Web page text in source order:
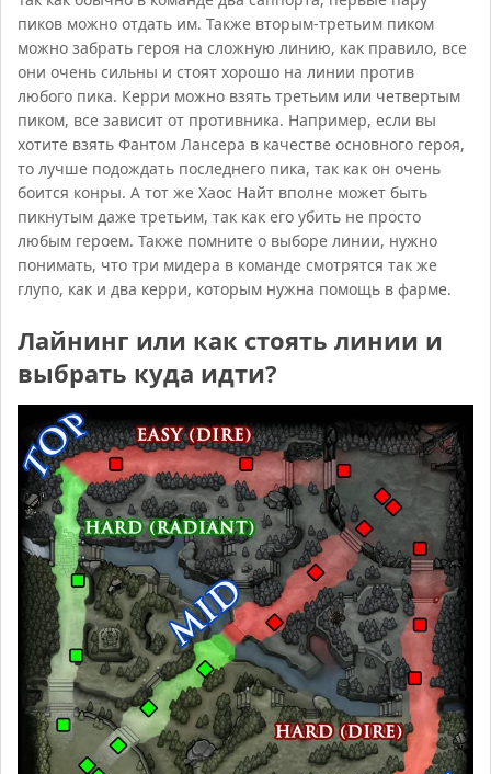
пиков можно отдать им. Также вторым-третьим пиком
можно забрать героя на сложную линию, как правило, все
они очень сильны и стоят хорошо на линии против
любого пика. Керри можно взять третьим или четвертым
пиком, все зависит от противника. Например, если вы
хотите взять Фантом Лансера в качестве основного героя,
то лучше подождать последнего пика, так как он очень
боится конры. А тот же Хаос Найт вполне может быть
пикнутым даже третьим, так как его убить не просто
любым героем. Также помните о выборе линии, нужно
понимать, что три мидера в команде смотрятся так же
глупо, как и два керри, которым нужна помощь в фарме.
Лайнинг или как стоять линии и
выбрать куда идти?